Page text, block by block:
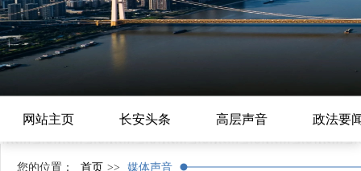
网站主页 长安头条 高层声音 政法要
您的位置： 首页 >> 媒体声音